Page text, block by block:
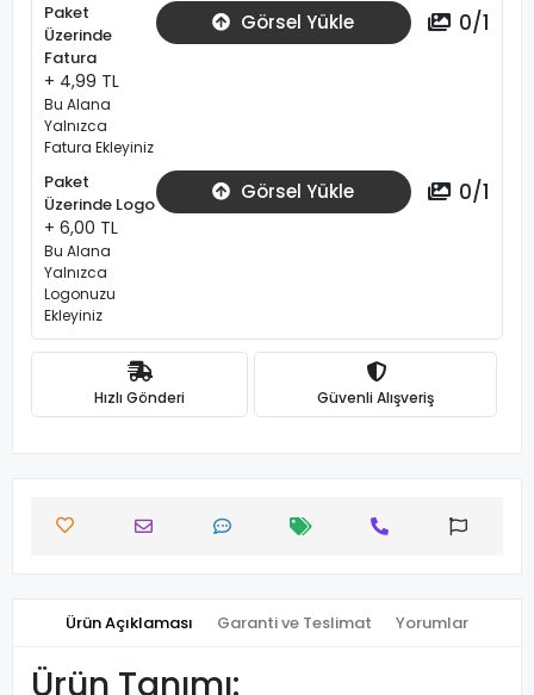
Paket
Üzerinde
Fatura
+ 4,99 TL
Bu Alana
Yalnızca
Fatura Ekleyiniz
Görsel Yükle 0/1
Paket
Üzerinde Logo
+ 6,00 TL
Bu Alana
Yalnızca
Logonuzu
Ekleyiniz
Görsel Yükle 0/1
Hızlı Gönderi Güvenli Alışveriş
Ürün Açıklaması Garanti ve Teslimat Yorumlar
Ürün Tanımı: